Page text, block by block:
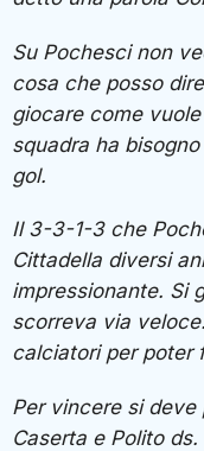
Su Pochesci non
cosa che posso
giocare come
squadra ha
gol.
Il 3-3-1-3 che
Cittadella diversi
impressionante. Si
scorreva via
calciatori per poter
Per vincere si
Caserta e Polito